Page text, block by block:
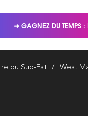
➜ GAGNEZ DU TEMPS :
du Sud-Est West